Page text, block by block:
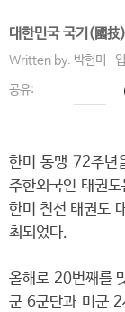
대한민국 국기(國技
Written by. 박현미
공유:
한미 동맹 72주년
주한외국인 태권
한미 친선 태권도
최되었다.
올해로 20번째를
군 6군단과 미군